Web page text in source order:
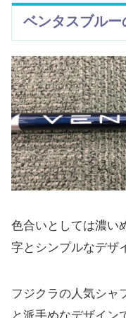
ベンタスブルー
色合いとしては濃い
字とシンプルなデザ
フジクラの人気シャ
と派手めなデザイン